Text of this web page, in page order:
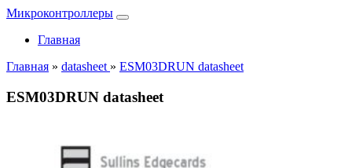
Микроконтроллеры
Главная
Главная » datasheet » ESM03DRUN datasheet
ESM03DRUN datasheet